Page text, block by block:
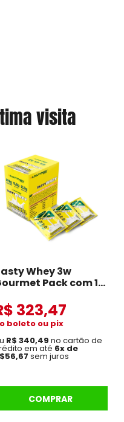
visita
Whey 3w
Pack com 12
323,47
boleto ou pix
R$ 340,49 no cartão de
em até 6x de
sem juros
COMPRAR